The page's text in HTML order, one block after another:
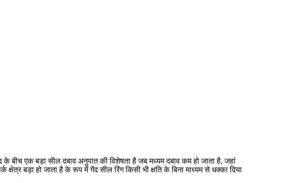
बीच एक बड़ा सील दबाव अनुपात की विशेषता है जब मध्यम दबाव कम हो जाता है, जहां
बड़ा हो जाता है के रूप में गेंद सील रिंग किसी भी क्षति के बिना माध्यम से धक्का दिया